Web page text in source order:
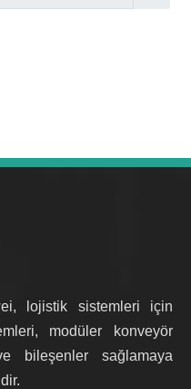
lojistik sistemleri için
modüler konveyör
bileşenler sağlamaya